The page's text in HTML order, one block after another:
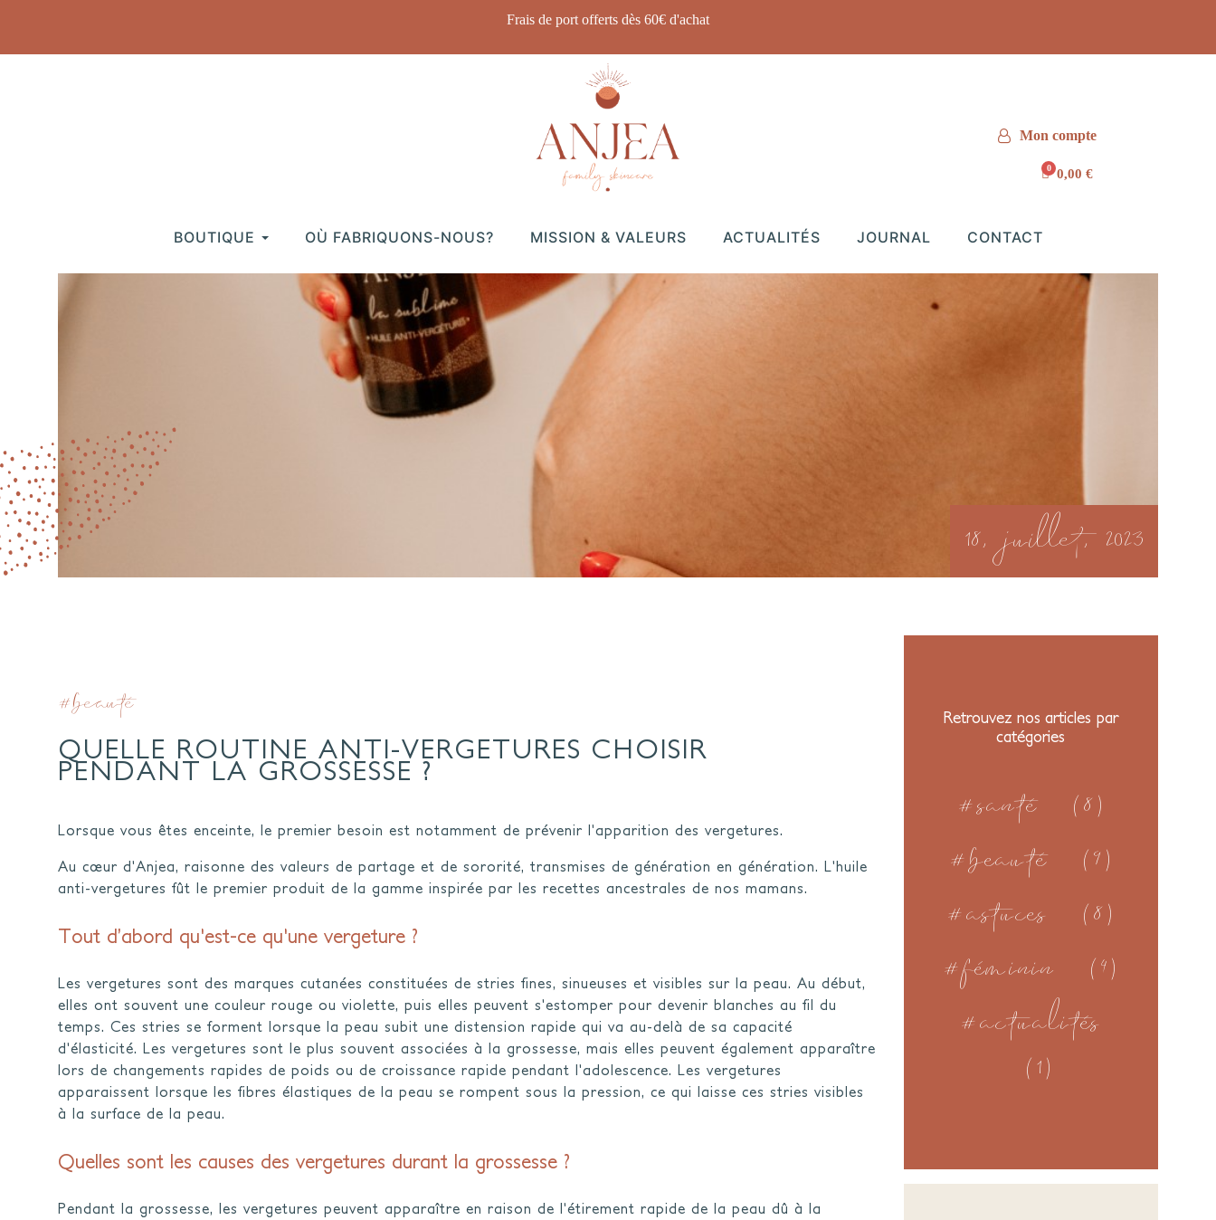
Frais de port offerts dès 60€ d'achat
Mon compte
0,00 €
BOUTIQUE OÙ FABRIQUONS-NOUS? MISSION & VALEURS ACTUALITÉS JOURNAL CONTACT
18, juillet, 2023
#beauté
QUELLE ROUTINE ANTI-VERGETURES CHOISIR
PENDANT LA GROSSESSE ?
Lorsque vous êtes enceinte, le premier besoin est notamment de prévenir l'apparition des vergetures.
Au cœur d'Anjea, raisonne des valeurs de partage et de sororité, transmises de génération en génération. L'huile
anti-vergetures fût le premier produit de la gamme inspirée par les recettes ancestrales de nos mamans.
Tout d’abord qu'est-ce qu'une vergeture ?
Les vergetures sont des marques cutanées constituées de stries fines, sinueuses et visibles sur la peau. Au début,
elles ont souvent une couleur rouge ou violette, puis elles peuvent s'estomper pour devenir blanches au fil du
temps. Ces stries se forment lorsque la peau subit une distension rapide qui va au-delà de sa capacité
d'élasticité. Les vergetures sont le plus souvent associées à la grossesse, mais elles peuvent également apparaître
lors de changements rapides de poids ou de croissance rapide pendant l'adolescence. Les vergetures
apparaissent lorsque les fibres élastiques de la peau se rompent sous la pression, ce qui laisse ces stries visibles
à la surface de la peau.
Quelles sont les causes des vergetures durant la grossesse ?
Pendant la grossesse, les vergetures peuvent apparaître en raison de l'étirement rapide de la peau dû à la
Retrouvez nos articles par
catégories
#santé (8)
#beauté (9)
#astuces (8)
#féminin (4)
#actualités
(1)